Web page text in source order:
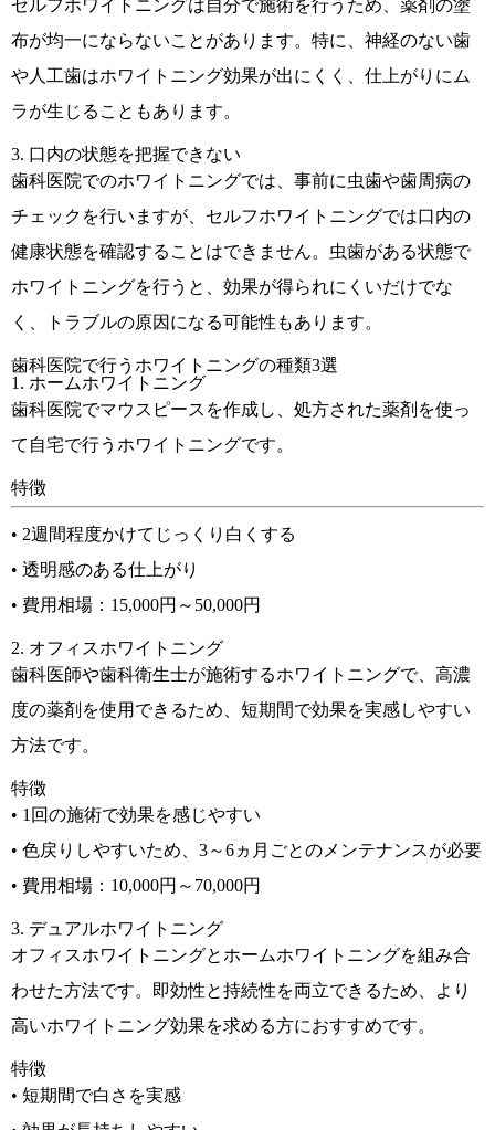
セルフホワイトニングは自分で施術を行うため、薬剤の塗
布が均一にならないことがあります。特に、神経のない歯
や人工歯はホワイトニング効果が出にくく、仕上がりにム
ラが生じることもあります。
3. 口内の状態を把握できない
歯科医院でのホワイトニングでは、事前に虫歯や歯周病の
チェックを行いますが、セルフホワイトニングでは口内の
健康状態を確認することはできません。虫歯がある状態で
ホワイトニングを行うと、効果が得られにくいだけでな
く、トラブルの原因になる可能性もあります。
歯科医院で行うホワイトニングの種類3選
1. ホームホワイトニング
歯科医院でマウスピースを作成し、処方された薬剤を使っ
て自宅で行うホワイトニングです。
特徴
• 2週間程度かけてじっくり白くする
• 透明感のある仕上がり
• 費用相場：15,000円～50,000円
2. オフィスホワイトニング
歯科医師や歯科衛生士が施術するホワイトニングで、高濃
度の薬剤を使用できるため、短期間で効果を実感しやすい
方法です。
特徴
• 1回の施術で効果を感じやすい
• 色戻りしやすいため、3～6ヵ月ごとのメンテナンスが必要
• 費用相場：10,000円～70,000円
3. デュアルホワイトニング
オフィスホワイトニングとホームホワイトニングを組み合
わせた方法です。即効性と持続性を両立できるため、より
高いホワイトニング効果を求める方におすすめです。
特徴
• 短期間で白さを実感